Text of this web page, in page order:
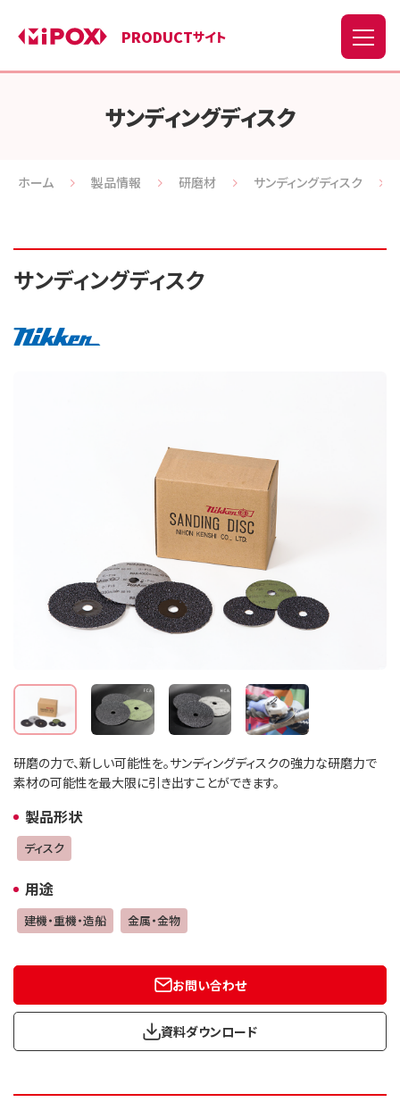
PRODUCTサイト
サンディングディスク
ホーム 製品情報 研磨材 サンディングディスク
サンディングディスク
研磨の力で、新しい可能性を。サンディングディスクの強力な研磨力で
素材の可能性を最大限に引き出すことができます。
製品形状
ディスク
用途
建機・重機・造船 金属・金物
お問い合わせ
資料ダウンロード